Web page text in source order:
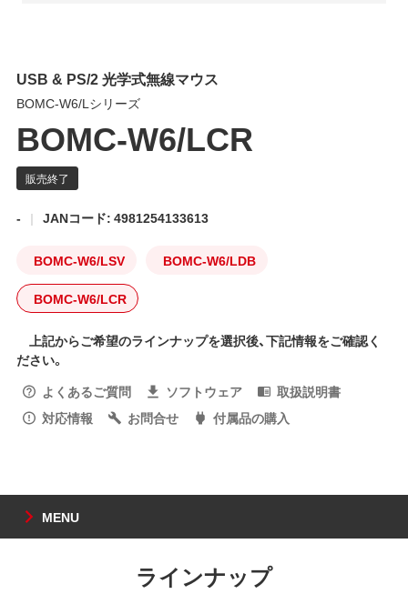
USB & PS/2 光学式無線マウス
BOMC-W6/Lシリーズ
BOMC-W6/LCR
- JANコード: 4981254133613
BOMC-W6/LSV BOMC-W6/LDB
BOMC-W6/LCR
上記からご希望のラインナップを選択後、下記情報をご確認く
ださい。
よくあるご質問
ソフトウェア
取扱説明書
対応情報
お問合せ 付属品の購入
MENU
ラインナップ